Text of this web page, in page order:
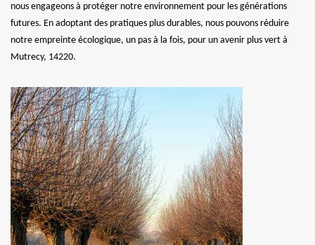
nous engageons à protéger notre environnement pour les générations
futures. En adoptant des pratiques plus durables, nous pouvons réduire
notre empreinte écologique, un pas à la fois, pour un avenir plus vert à
Mutrecy, 14220.